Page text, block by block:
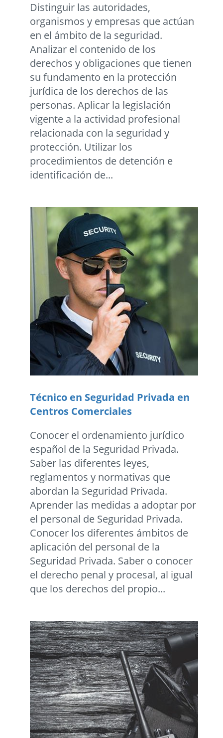
Distinguir las autoridades,
organismos y empresas que actúan
en el ámbito de la seguridad.
Analizar el contenido de los
derechos y obligaciones que tienen
su fundamento en la protección
jurídica de los derechos de las
personas. Aplicar la legislación
vigente a la actividad profesional
relacionada con la seguridad y
protección. Utilizar los
procedimientos de detención e
identificación de...
Técnico en Seguridad Privada en
Centros Comerciales
Conocer el ordenamiento jurídico
español de la Seguridad Privada.
Saber las diferentes leyes,
reglamentos y normativas que
abordan la Seguridad Privada.
Aprender las medidas a adoptar por
el personal de Seguridad Privada.
Conocer los diferentes ámbitos de
aplicación del personal de la
Seguridad Privada. Saber o conocer
el derecho penal y procesal, al igual
que los derechos del propio...